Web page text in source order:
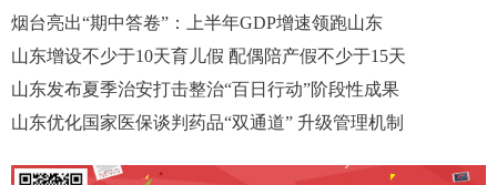
烟台亮出“期中答卷”：上半年GDP增速领跑山东
山东增设不少于10天育儿假 配偶陪产假不少于15天
山东发布夏季治安打击整治“百日行动”阶段性成果
山东优化国家医保谈判药品“双通道” 升级管理机制